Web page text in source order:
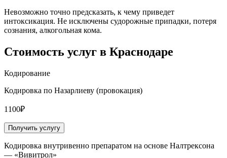
Невозможно точно предсказать, к чему приведет
интоксикация. Не исключены судорожные припадки, потеря
сознания, алкогольная кома.
Стоимость услуг в Краснодаре
Кодирование
Кодировка по Назарлиеву (провокация)
1100₽
Получить услугу
Кодировка внутривенно препаратом на основе Налтрексона
— «Вивитрол»